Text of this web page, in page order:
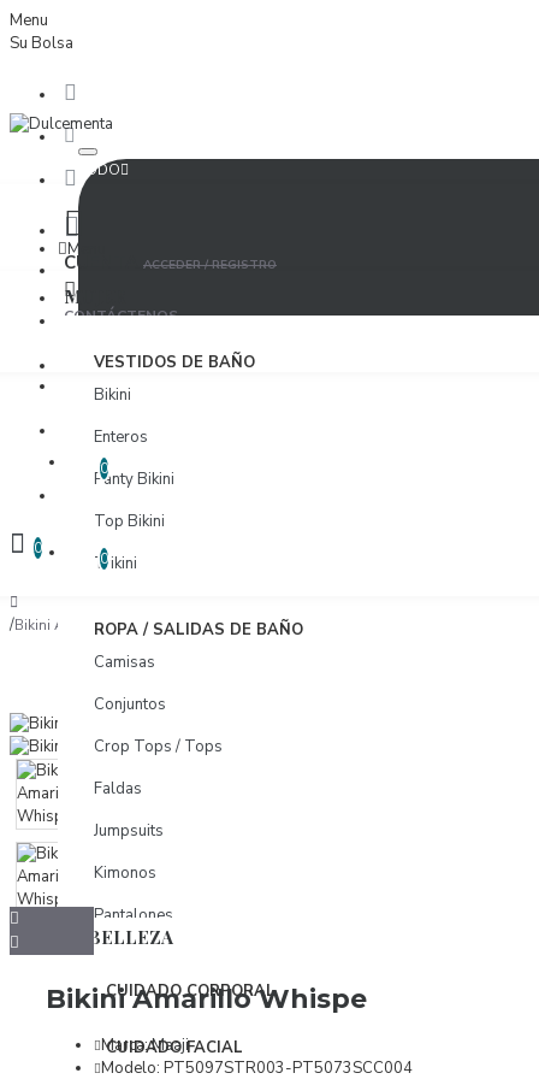
Menu
Su Bolsa
CONTÁCTENOS
TODO
CUENTA ACCEDER / REGISTRO
LISTA DE DESEOS
0
COMPARAR
0
Menu
MUJER
VESTIDOS DE BAÑO
Bikini
Enteros
Panty Bikini
Top Bikini
Trikini
ROPA / SALIDAS DE BAÑO
Camisas
Conjuntos
Crop Tops / Tops
Faldas
Jumpsuits
Kimonos
Pantalones
Shorts
Tunicas
BELLEZA
CUIDADO CORPORAL
CUIDADO FACIAL
ACCEDER
PROVEEDORES
0
Bikini Amarillo Whispe
Bikini Amarillo Whispe
Marca:Maaji
Modelo: PT5097STR003-PT5073SCC004